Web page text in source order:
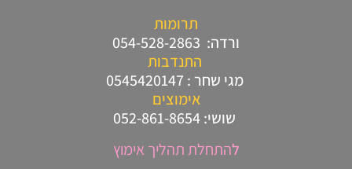
תרומות
ורדה: 054-528-2863
התנדבות
מגי שחר : 0545420147
אימוצים
שושי: 052-861-8654
להתחלת תהליך אימוץ